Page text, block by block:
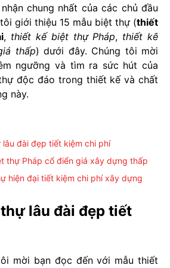
chung nhất của các chủ đầu
giới thiệu 15 mẫu biệt thự (thiết
, thiết kế biệt thự Pháp, thiết kế
thấp) dưới đây. Chúng tôi mời
ngưỡng và tìm ra sức hút của
độc đáo trong thiết kế và chất
này.
đài đẹp tiết kiệm chi phí
thự Pháp cổ điển giá xây dựng thấp
hiện đại tiết kiệm chi phí xây dựng
lâu đài đẹp tiết
mời bạn đọc đến với mẫu thiết